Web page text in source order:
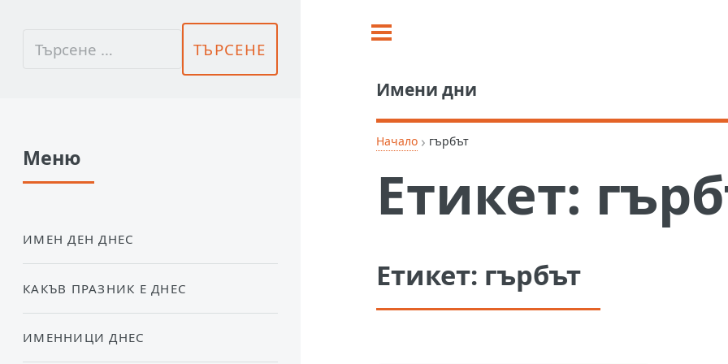
Имени дни
Начало › гърбът
Етикет:
Етикет: гърбът
Меню
ИМЕН ДЕН ДНЕС
КАКЪВ ПРАЗНИК Е ДНЕС
ИМЕННИЦИ ДНЕС